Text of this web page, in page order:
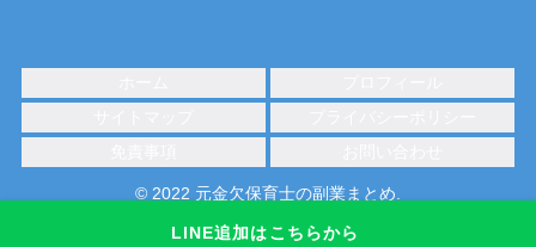
LINE追加はこちらから
© 2022 元金欠保育士の副業まとめ.